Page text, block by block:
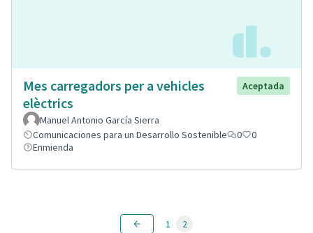
Mes carregadors per a vehicles
elèctrics
Aceptada
Manuel Antonio García Sierra
Comunicaciones para un Desarrollo Sostenible
0
0
Enmienda
1 2